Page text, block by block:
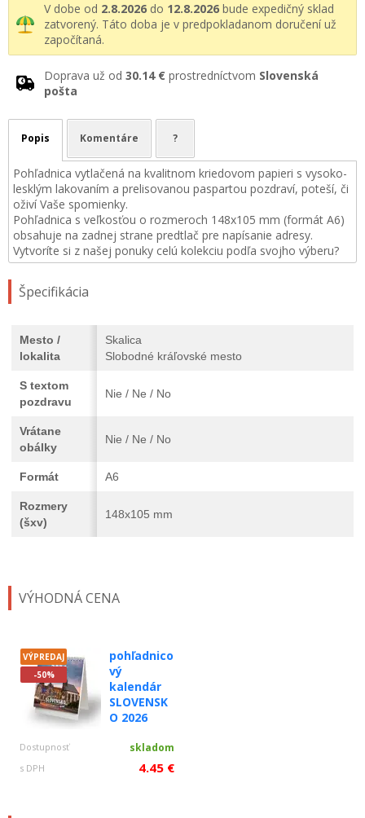
VÝHODNÁ CENA
VÝPREDAJ
-50%
pohľadnico
vý
kalendár
SLOVENSK
O 2026
Dostupnosť skladom
s DPH 4.45 €
V dobe od 2.8.2026 do 12.8.2026 bude expedičný sklad
zatvorený. Táto doba je v predpokladanom doručení už
započítaná.
Doprava už od 30.14 € prostredníctvom Slovenská
pošta
Popis Komentáre ?
Pohľadnica vytlačená na kvalitnom kriedovom papieri s vysoko-
lesklým lakovaním a prelisovanou paspartou pozdraví, poteší, či
oživí Vaše spomienky.
Pohľadnica s veľkosťou o rozmeroch 148x105 mm (formát A6)
obsahuje na zadnej strane predtlač pre napísanie adresy.
Vytvoríte si z našej ponuky celú kolekciu podľa svojho výberu?
Špecifikácia
Mesto /
lokalita
Skalica
Slobodné kráľovské mesto
S textom
pozdravu
Nie / Ne / No
Vrátane
obálky
Nie / Ne / No
Formát A6
Rozmery
(šxv)
148x105 mm